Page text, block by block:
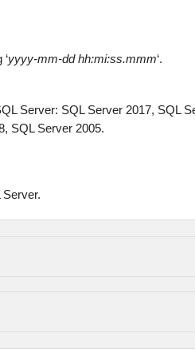
yyyy-mm-dd hh:mi:ss.mmm‘.
Server: SQL Server 2017, SQL
SQL Server 2005.